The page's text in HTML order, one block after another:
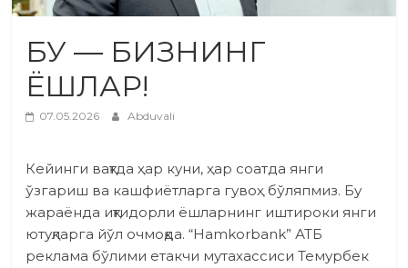
БУ — БИЗНИНГ
ЁШЛАР!
07.05.2026 Abduvali
Кейинги вақтда ҳар куни, ҳар соатда янги
ўзгариш ва кашфиётларга гувоҳ бўляпмиз. Бу
жараёнда иқтидорли ёшларнинг иштироки янги
ютуқларга йўл очмоқда. “Hamkorbank” АТБ
реклама бўлими етакчи мутахассиси Темурбек